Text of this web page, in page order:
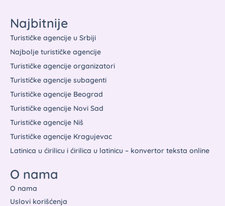
Najbitnije
Turističke agencije u Srbiji
Najbolje turističke agencije
Turističke agencije organizatori
Turističke agencije subagenti
Turističke agencije Beograd
Turističke agencije Novi Sad
Turističke agencije Niš
Turističke agencije Kragujevac
Latinica u ćirilicu i ćirilica u latinicu – konvertor teksta online
O nama
O nama
Uslovi korišćenja